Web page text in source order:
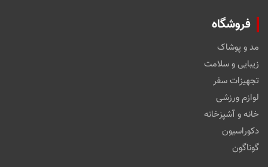
فروشگاه
مد و پوشاک
زیبایی و سلامت
تجهیزات سفر
لوازم ورزشی
خانه و آشپزخانه
دکوراسیون
گوناگون